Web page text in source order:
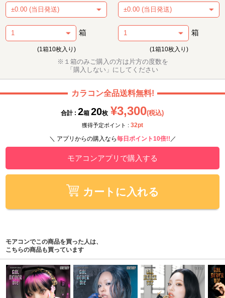
箱
(1箱10枚入り)
箱
(1箱10枚入り)
※１箱のみご購入の方は片方の度数を
「購入しない」にしてください
カラコン全品送料無料!
合計 : 2箱 20枚 ¥3,300(税込)
獲得予定ポイント : 32pt
＼ アプリからの購入なら毎日ポイント10倍!! ／
モアコンアプリで購入する
カートに入れる
モアコンでこの商品を買った人は、
こちらの商品も買っています